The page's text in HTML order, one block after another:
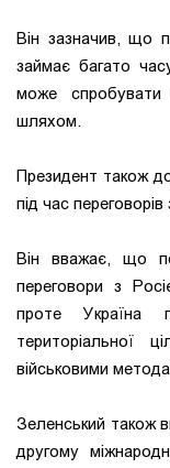
Він зазначив, що
займає багато
може спробувати
шляхом.
Президент також
під час
Він вважає, що
переговори з
проте Україна
територіальної
військовими
Зеленський також
другому